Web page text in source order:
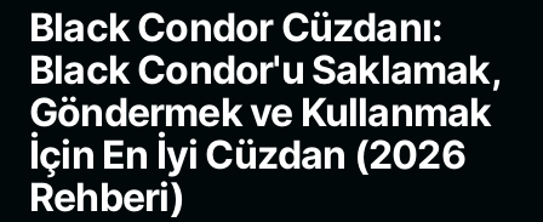
Bahasa Indonesia
ภาษาไทย
Español
Português (Brasil)
Español (Argentina)
Black Condor Cüzdanı:
Black Condor'u Saklamak,
Göndermek ve Kullanmak
İçin En İyi Cüzdan (2026
Rehberi)